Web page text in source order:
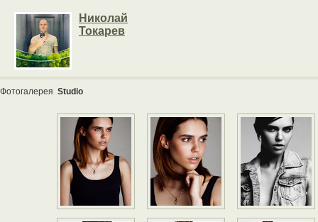
Николай
Токарев
Фотогалерея Studio